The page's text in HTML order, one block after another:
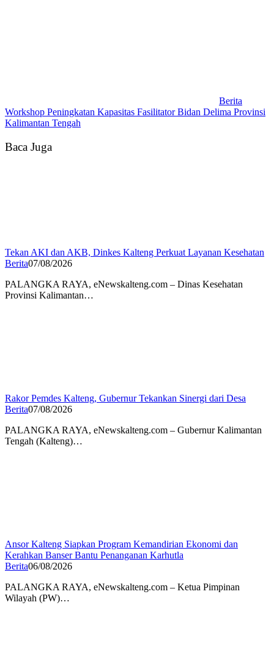
Berita
Workshop Peningkatan Kapasitas Fasilitator Bidan Delima Provinsi
Kalimantan Tengah
Baca Juga
Tekan AKI dan AKB, Dinkes Kalteng Perkuat Layanan Kesehatan
Berita07/08/2026
PALANGKA RAYA, eNewskalteng.com – Dinas Kesehatan
Provinsi Kalimantan…
Rakor Pemdes Kalteng, Gubernur Tekankan Sinergi dari Desa
Berita07/08/2026
PALANGKA RAYA, eNewskalteng.com – Gubernur Kalimantan
Tengah (Kalteng)…
Ansor Kalteng Siapkan Program Kemandirian Ekonomi dan
Kerahkan Banser Bantu Penanganan Karhutla
Berita06/08/2026
PALANGKA RAYA, eNewskalteng.com – Ketua Pimpinan
Wilayah (PW)…